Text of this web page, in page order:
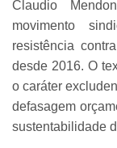
Claudio
movimento
resistência
desde 2016. O
o caráter
defasagem
sustentabilidade